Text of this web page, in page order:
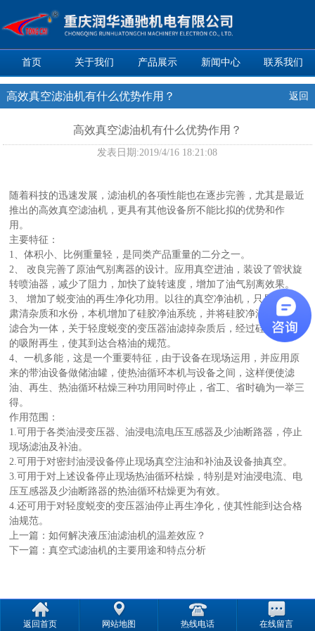
首页 关于我们 产品展示 新闻中心 联系我们
高效真空滤油机有什么优势作用？ 返回
高效真空滤油机有什么优势作用？
发表日期:2019/4/16 18:21:08
随着科技的迅速发展，滤油机的各项性能也在逐步完善，尤其是最近
推出的高效真空滤油机，更具有其他设备所不能比拟的优势和作
用。
主要特征：
1、体积小、比例重量轻，是同类产品重量的二分之一。
2、 改良完善了原油气别离器的设计。应用真空进油，装设了管状旋
转喷油器，减少了阻力，加快了旋转速度，增加了油气别离效果。
3、 增加了蜕变油的再生净化功用。以往的真空净油机，只是单一的
肃清杂质和水份，本机增加了硅胶净油系统，并将硅胶净油与杂质过
滤合为一体，关于轻度蜕变的变压器油滤掉杂质后，经过硅胶净油器
的吸附再生，使其到达合格油的规范。
4、一机多能，这是一个重要特征，由于设备在现场运用，并应用原
来的带油设备做储油罐，使热油循环本机与设备之间，这样便使滤
油、再生、热油循环枯燥三种功用同时停止，省工、省时确为一举三
得。
作用范围：
1.可用于各类油浸变压器、油浸电流电压互感器及少油断路器，停止
现场滤油及补油。
2.可用于对密封油浸设备停止现场真空注油和补油及设备抽真空。
3.可用于对上述设备停止现场热油循环枯燥，特别是对油浸电流、电
压互感器及少油断路器的热油循环枯燥更为有效。
4.还可用于对轻度蜕变的变压器油停止再生净化，使其性能到达合格
油规范。
上一篇：如何解决液压油滤油机的温差效应？
下一篇：真空式滤油机的主要用途和特点分析
返回首页 网站地图 热线电话 在线留言